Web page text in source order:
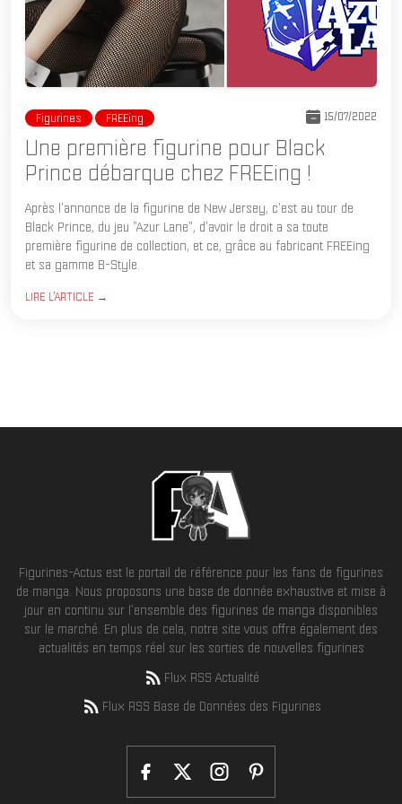
Figurines FREEing 15/07/2022
Une première figurine pour Black
Prince débarque chez FREEing !
Après l'annonce de la figurine de New Jersey, c'est au tour de
Black Prince, du jeu "Azur Lane", d'avoir le droit a sa toute
première figurine de collection, et ce, grâce au fabricant FREEing
et sa gamme B-Style.
LIRE L'ARTICLE →
Figurines-Actus est le portail de référence pour les fans de figurines
de manga. Nous proposons une base de donnée exhaustive et mise à
jour en continu sur l'ensemble des figurines de manga disponibles
sur le marché. En plus de cela, notre site vous offre également des
actualités en temps réel sur les sorties de nouvelles figurines
Flux RSS Actualité
Flux RSS Base de Données des Figurines